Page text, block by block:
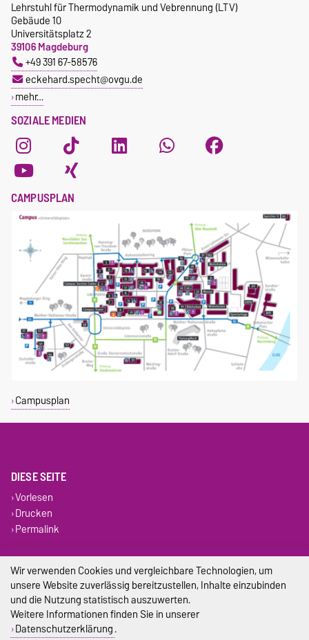
SOZIALE MEDIEN
Lehrstuhl für Thermodynamik und Vebrennung (LTV)
Gebäude 10
Universitätsplatz 2
39106 Magdeburg
+49 391 67-58576
eckehard.specht@ovgu.de
mehr…
CAMPUSPLAN
Campusplan
DIESE SEITE
Vorlesen
Drucken
Permalink
Impressum
Datenschutz
Barrierefreiheit
Wir verwenden Cookies und vergleichbare Technologien, um
unsere Website zuverlässig bereitzustellen, Inhalte einzubinden
und die Nutzung statistisch auszuwerten.
Weitere Informationen finden Sie in unserer
Datenschutzerklärung.